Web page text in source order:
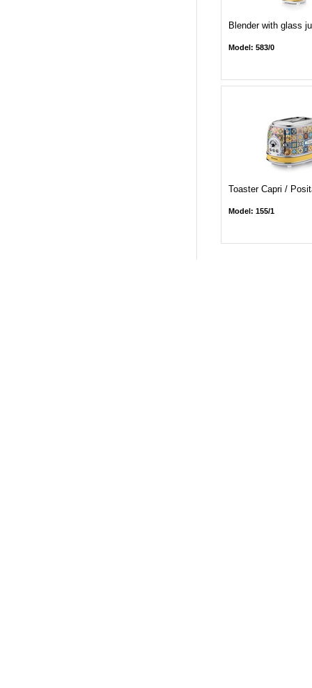
Blender with glass
Model: 583/0
Toaster Capri /
Model: 155/1